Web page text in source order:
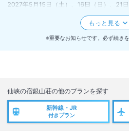
2027年5月15日（土）、16日（日）、21
（日）、28日（金）、31日（月）
上記日程は全館貸切営業となります。
＜休館日のお知らせ ＞
館内メンテナンスの為、下記の日程は休
※重要なお知らせです。必ず続き
仙峡の宿銀山荘の他のプランを探す
新幹線・JR
付きプラン